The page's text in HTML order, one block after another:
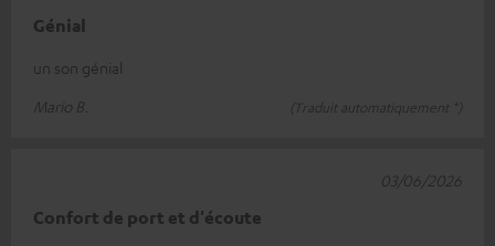
Génial
un son génial
Mario B.
(Traduit automatiquement *)
Confort de port et d'écoute
03/06/2026